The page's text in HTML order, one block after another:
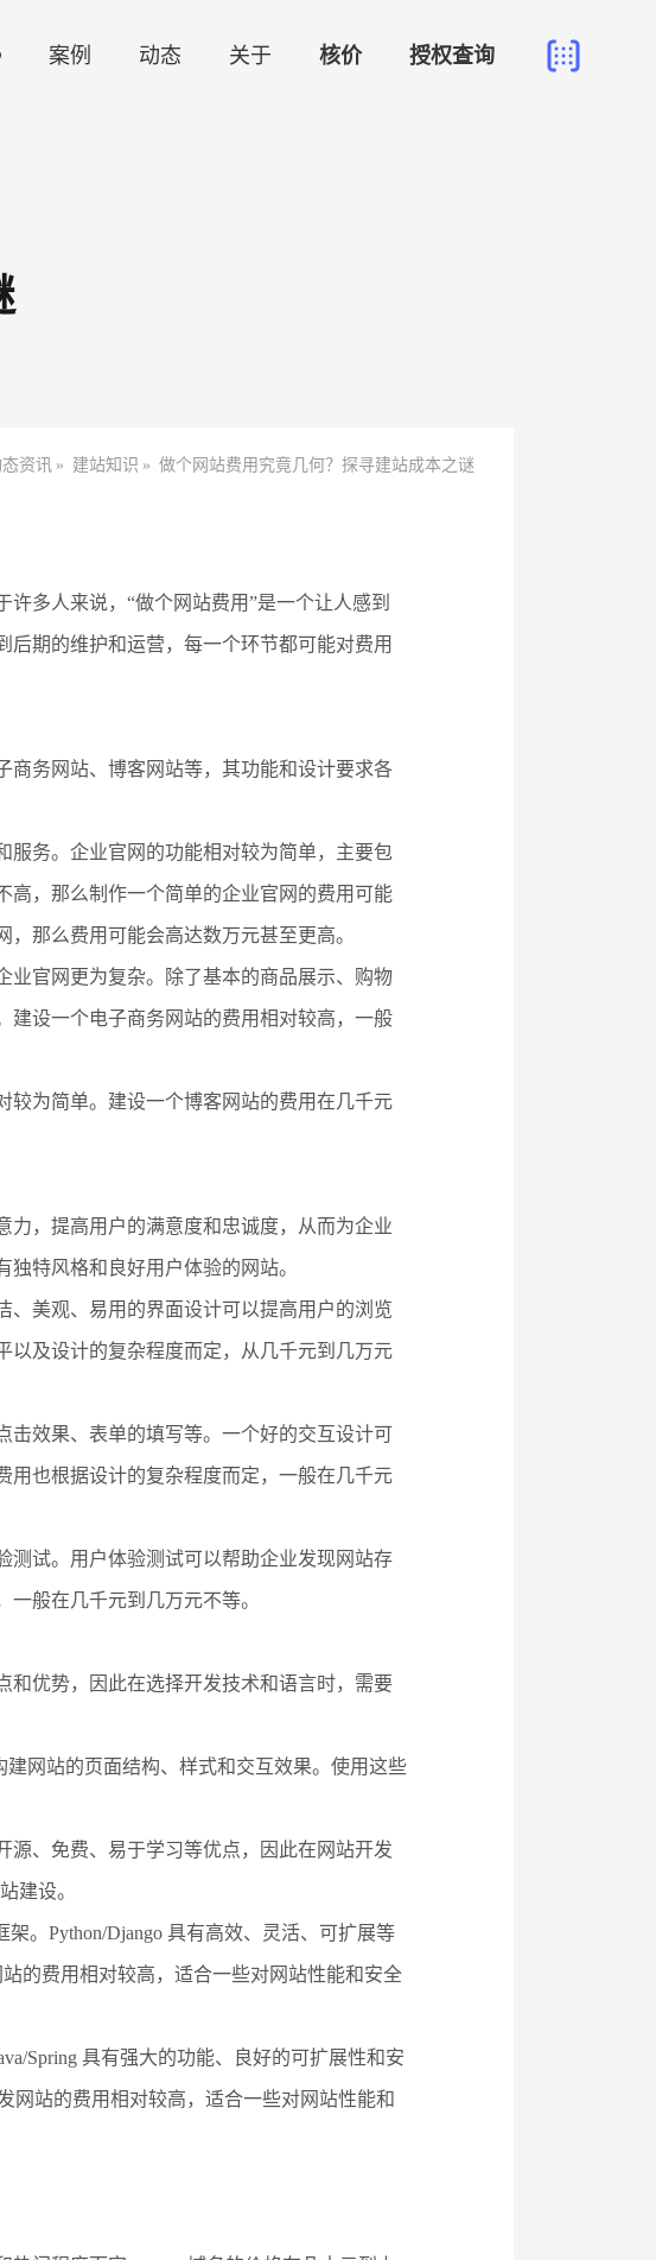
案例 动态 关于 核价 授权查询
资讯 » 建站知识 » 做个网站费用究竟几何？探寻建站成本之谜
多人来说，“做个网站费用”是一个让人感到
期的维护和运营，每一个环节都可能对费用
商务网站、博客网站等，其功能和设计要求各
服务。企业官网的功能相对较为简单，主要包
高，那么制作一个简单的企业官网的费用可能
那么费用可能会高达数万元甚至更高。
业官网更为复杂。除了基本的商品展示、购物
建设一个电子商务网站的费用相对较高，一般
较为简单。建设一个博客网站的费用在几千元
力，提高用户的满意度和忠诚度，从而为企业
特风格和良好用户体验的网站。
、美观、易用的界面设计可以提高用户的浏览
以及设计的复杂程度而定，从几千元到几万元
击效果、表单的填写等。一个好的交互设计可
用也根据设计的复杂程度而定，一般在几千元
测试。用户体验测试可以帮助企业发现网站存
般在几千元到几万元不等。
和优势，因此在选择开发技术和语言时，需要
建网站的页面结构、样式和交互效果。使用这些
源、免费、易于学习等优点，因此在网站开发
建设。
架。Python/Django 具有高效、灵活、可扩展等
的费用相对较高，适合一些对网站性能和安全
Spring 具有强大的功能、良好的可扩展性和安
网站的费用相对较高，适合一些对网站性能和